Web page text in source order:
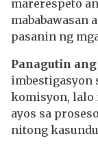
marerespeto
mababawasan
pasanin ng
Panagutin
imbestigasyon
komisyon, lalo
ayos sa
nitong